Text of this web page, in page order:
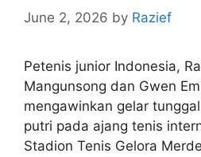
June 2, 2026 by Razief
Petenis junior Indonesia,
Mangunsong dan Gwen
mengawinkan gelar
putri pada ajang tenis
Stadion Tenis Gelora